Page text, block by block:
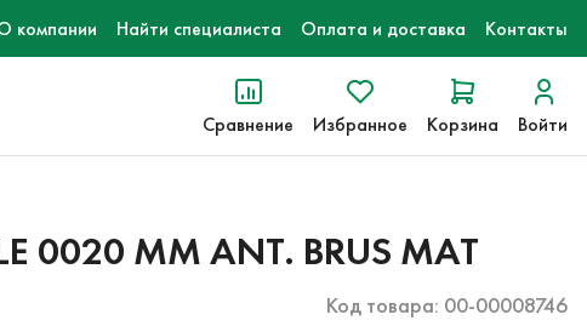
компании Найти специалиста Оплата и доставка Контакты
Сравнение Избранное Корзина Войти
0020 MM ANT. BRUS MAT
Код товара: 00-00008746